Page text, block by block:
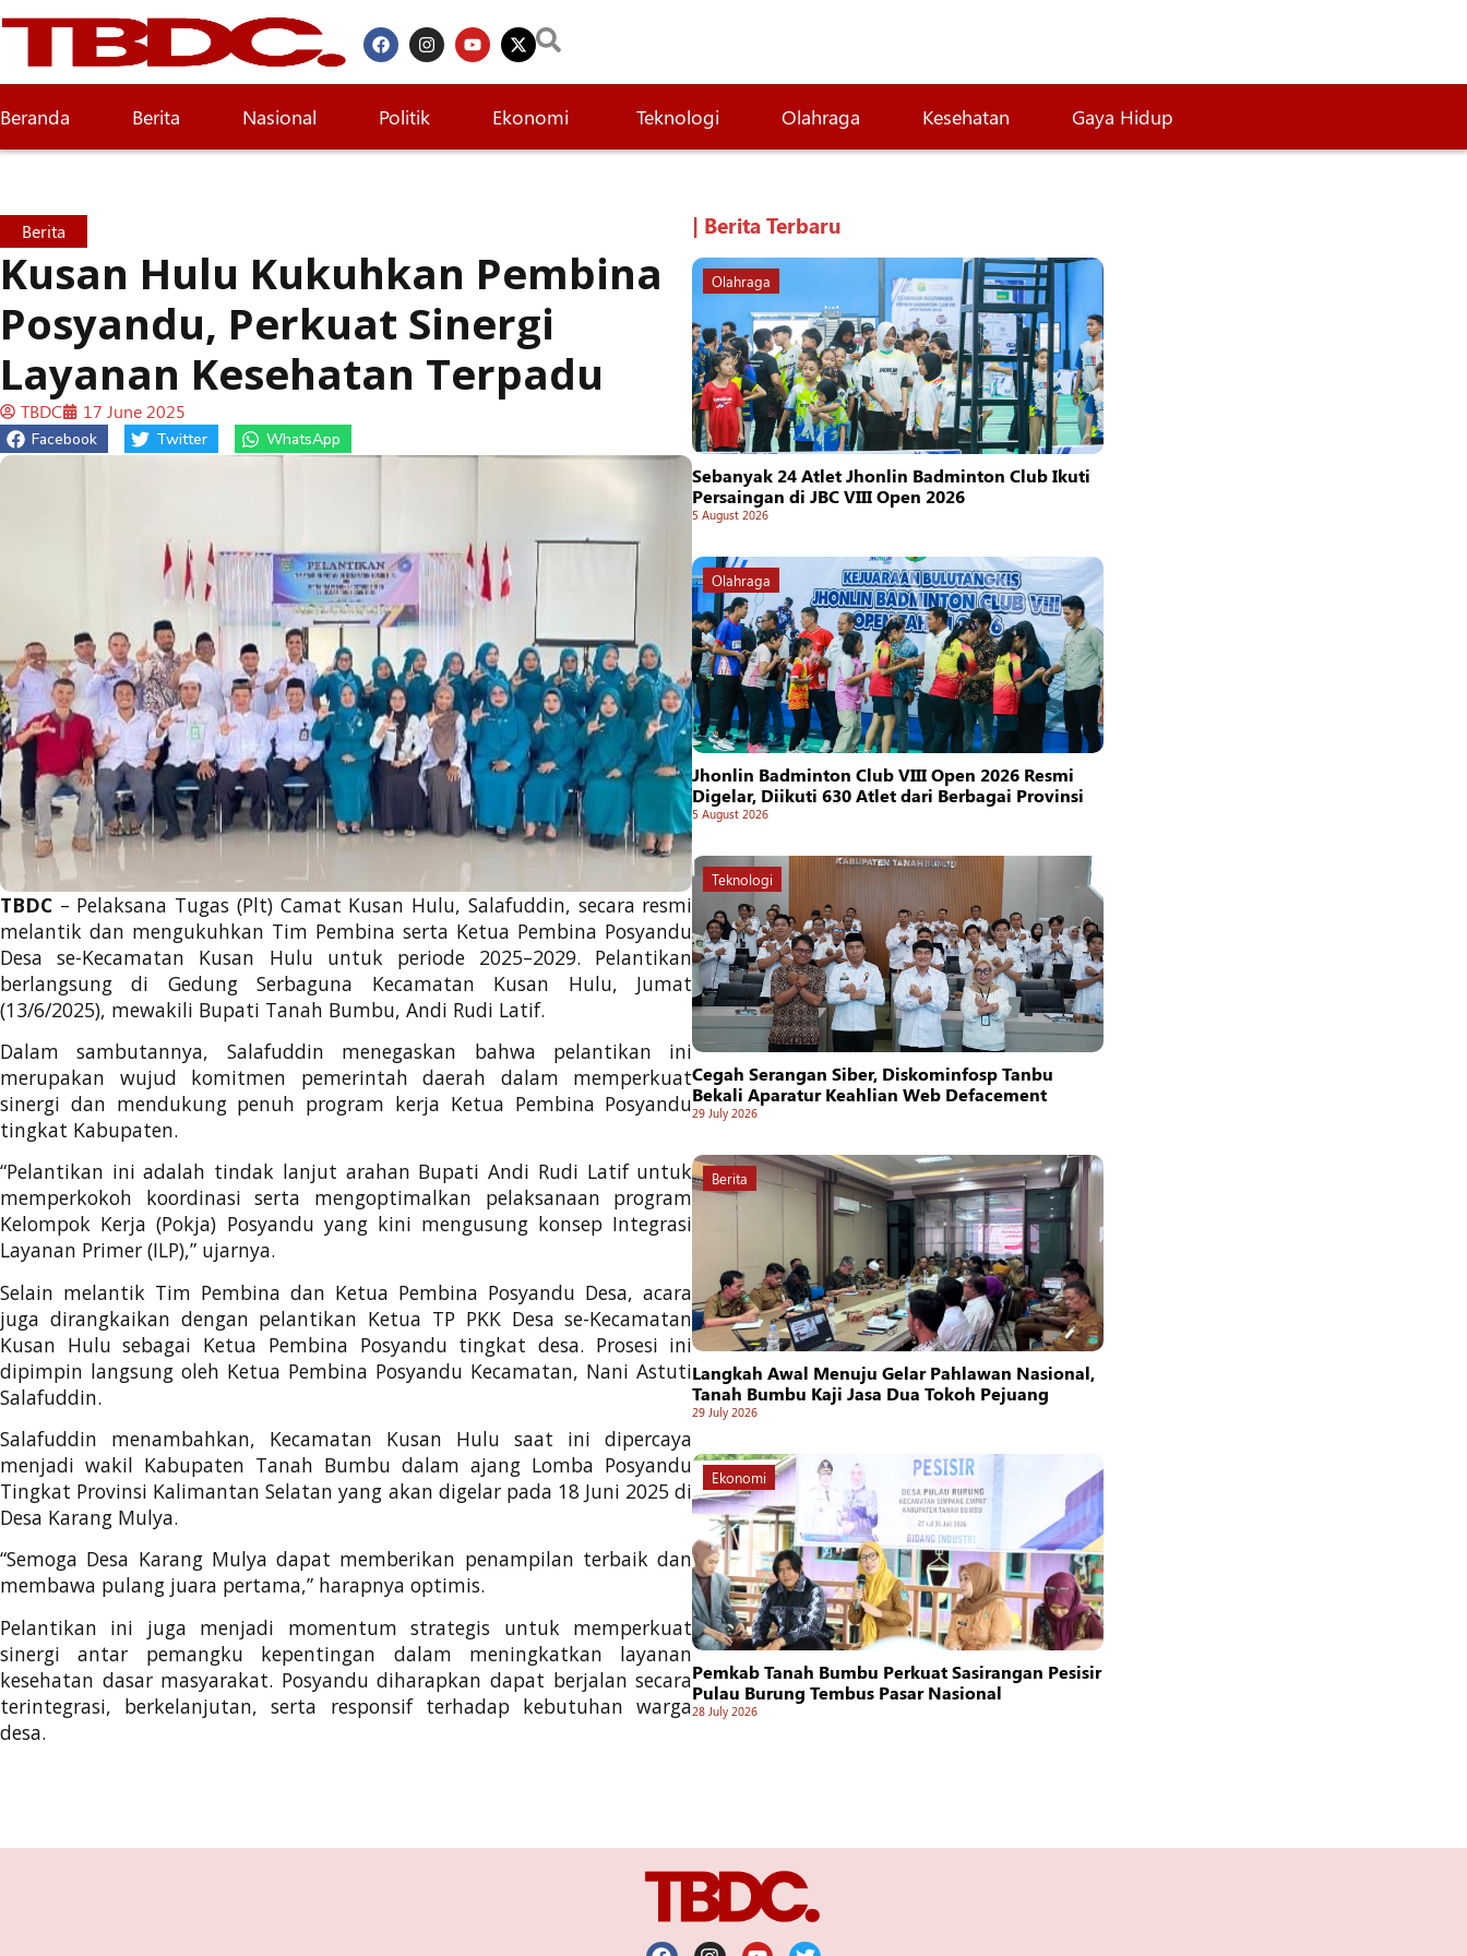
Beranda Berita Nasional Politik Ekonomi Teknologi Olahraga Kesehatan Gaya Hidup
Berita
Kusan Hulu Kukuhkan Pembina
Posyandu, Perkuat Sinergi
Layanan Kesehatan Terpadu
TBDC 17 June 2025
Facebook Twitter WhatsApp
TBDC – Pelaksana Tugas (Plt) Camat Kusan Hulu, Salafuddin, secara resmi
melantik dan mengukuhkan Tim Pembina serta Ketua Pembina Posyandu
Desa se-Kecamatan Kusan Hulu untuk periode 2025–2029. Pelantikan
berlangsung di Gedung Serbaguna Kecamatan Kusan Hulu, Jumat
(13/6/2025), mewakili Bupati Tanah Bumbu, Andi Rudi Latif.
Dalam sambutannya, Salafuddin menegaskan bahwa pelantikan ini
merupakan wujud komitmen pemerintah daerah dalam memperkuat
sinergi dan mendukung penuh program kerja Ketua Pembina Posyandu
tingkat Kabupaten.
“Pelantikan ini adalah tindak lanjut arahan Bupati Andi Rudi Latif untuk
memperkokoh koordinasi serta mengoptimalkan pelaksanaan program
Kelompok Kerja (Pokja) Posyandu yang kini mengusung konsep Integrasi
Layanan Primer (ILP),” ujarnya.
Selain melantik Tim Pembina dan Ketua Pembina Posyandu Desa, acara
juga dirangkaikan dengan pelantikan Ketua TP PKK Desa se-Kecamatan
Kusan Hulu sebagai Ketua Pembina Posyandu tingkat desa. Prosesi ini
dipimpin langsung oleh Ketua Pembina Posyandu Kecamatan, Nani Astuti
Salafuddin.
Salafuddin menambahkan, Kecamatan Kusan Hulu saat ini dipercaya
menjadi wakil Kabupaten Tanah Bumbu dalam ajang Lomba Posyandu
Tingkat Provinsi Kalimantan Selatan yang akan digelar pada 18 Juni 2025 di
Desa Karang Mulya.
“Semoga Desa Karang Mulya dapat memberikan penampilan terbaik dan
membawa pulang juara pertama,” harapnya optimis.
Pelantikan ini juga menjadi momentum strategis untuk memperkuat
sinergi antar pemangku kepentingan dalam meningkatkan layanan
kesehatan dasar masyarakat. Posyandu diharapkan dapat berjalan secara
terintegrasi, berkelanjutan, serta responsif terhadap kebutuhan warga
desa.
| Berita Terbaru
Olahraga
Sebanyak 24 Atlet Jhonlin Badminton Club Ikuti
Persaingan di JBC VIII Open 2026
5 August 2026
Olahraga
Jhonlin Badminton Club VIII Open 2026 Resmi
Digelar, Diikuti 630 Atlet dari Berbagai Provinsi
5 August 2026
Teknologi
Cegah Serangan Siber, Diskominfosp Tanbu
Bekali Aparatur Keahlian Web Defacement
29 July 2026
Berita
Langkah Awal Menuju Gelar Pahlawan Nasional,
Tanah Bumbu Kaji Jasa Dua Tokoh Pejuang
29 July 2026
Ekonomi
Pemkab Tanah Bumbu Perkuat Sasirangan Pesisir
Pulau Burung Tembus Pasar Nasional
28 July 2026